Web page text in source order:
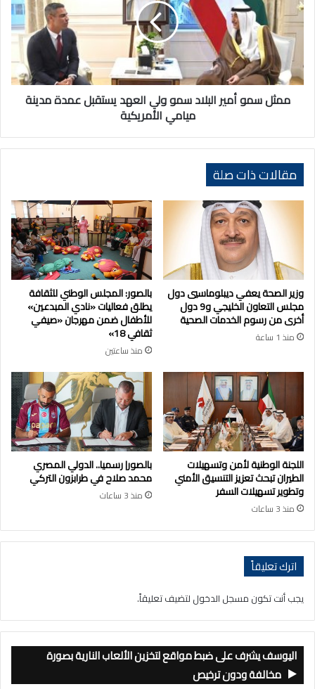
البلاد
سمو
ولي
العهد
يستقبل
عمدة
مدينةممثل سمو أمير البلاد سمو ولي العهد يستقبل عمدة مدينة
ميامي الأمريكية
مقالات ذات صلة
وزير الصحة يعفي ديبلوماسيي دول
مجلس التعاون الخليجي و9 دول
أخرى من رسوم الخدمات الصحية
منذ 1 ساعة
بالصور: المجلس الوطني للثقافة
يطلق فعاليات «نادي المبدعين»
للأطفال ضمن مهرجان «صيفي
ثقافي 18»
منذ ساعتين
اللجنة الوطنية لأمن وتسهيلات
الطيران تبحث تعزيز التنسيق الأمني
وتطوير تسهيلات السفر
منذ 3 ساعات
بالصور| رسميا.. الدولي المصري
محمد صلاح في طرابزون التركي
منذ 3 ساعات
اترك تعليقاً
يجب أنت تكون مسجل الدخول لتضيف تعليقاً.
اليوسف يشرف على ضبط مواقع لتخزين الألعاب النارية بصورة
مخالفة ودون ترخيص